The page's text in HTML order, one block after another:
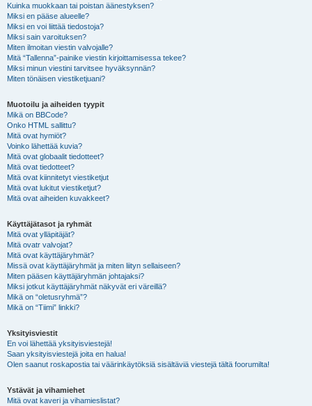
Kuinka muokkaan tai poistan äänestyksen?
Miksi en pääse alueelle?
Miksi en voi liittää tiedostoja?
Miksi sain varoituksen?
Miten ilmoitan viestin valvojalle?
Mitä “Tallenna”-painike viestin kirjoittamisessa tekee?
Miksi minun viestini tarvitsee hyväksynnän?
Miten tönäisen viestiketjuani?
Muotoilu ja aiheiden tyypit
Mikä on BBCode?
Onko HTML sallittu?
Mitä ovat hymiöt?
Voinko lähettää kuvia?
Mitä ovat globaalit tiedotteet?
Mitä ovat tiedotteet?
Mitä ovat kiinnitetyt viestiketjut
Mitä ovat lukitut viestiketjut?
Mitä ovat aiheiden kuvakkeet?
Käyttäjätasot ja ryhmät
Mitä ovat ylläpitäjät?
Mitä ovatr valvojat?
Mitä ovat käyttäjäryhmät?
Missä ovat käyttäjäryhmät ja miten liityn sellaiseen?
Miten pääsen käyttäjäryhmän johtajaksi?
Miksi jotkut käyttäjäryhmät näkyvät eri väreillä?
Mikä on “oletusryhmä”?
Mikä on “Tiimi” linkki?
Yksityisviestit
En voi lähettää yksityisviestejä!
Saan yksityisviestejä joita en halua!
Olen saanut roskapostia tai väärinkäytöksiä sisältäviä viestejä tältä foorumilta!
Ystävät ja vihamiehet
Mitä ovat kaveri ja vihamieslistat?